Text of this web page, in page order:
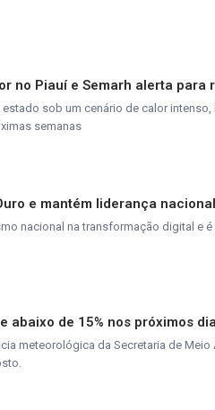
no Piauí e Semarh alerta para
sob um cenário de calor
semanas
e mantém liderança
nacional na transformação digital e
abaixo de 15% nos próximos
meteorológica da Secretaria de